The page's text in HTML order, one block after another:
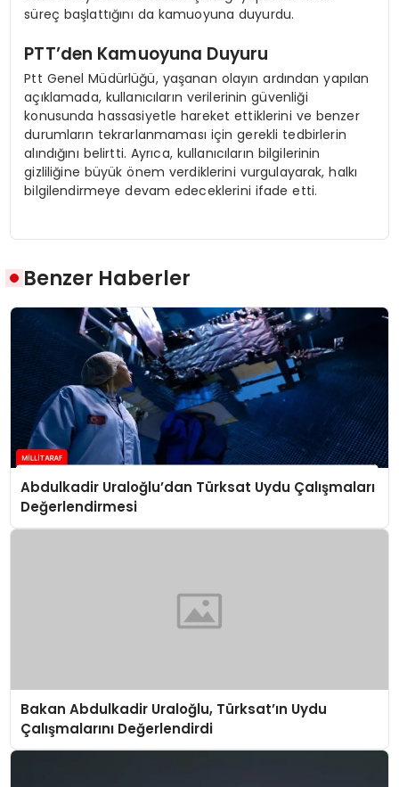
süreç başlattığını da kamuoyuna duyurdu.
PTT’den Kamuoyuna Duyuru
Ptt Genel Müdürlüğü, yaşanan olayın ardından yapılan
açıklamada, kullanıcıların verilerinin güvenliği
konusunda hassasiyetle hareket ettiklerini ve benzer
durumların tekrarlanmaması için gerekli tedbirlerin
alındığını belirtti. Ayrıca, kullanıcıların bilgilerinin
gizliliğine büyük önem verdiklerini vurgulayarak, halkı
bilgilendirmeye devam edeceklerini ifade etti.
Benzer Haberler
Abdulkadir Uraloğlu’dan Türksat Uydu Çalışmaları
Değerlendirmesi
Bakan Abdulkadir Uraloğlu, Türksat’ın Uydu
Çalışmalarını Değerlendirdi